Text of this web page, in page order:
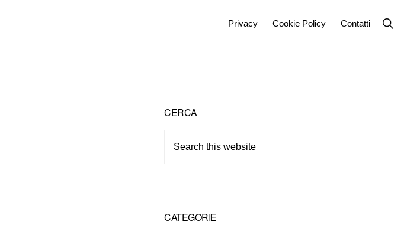
Privacy Cookie Policy Contatti
Show
Search
Primary
Sidebar
CERCA
CATEGORIE